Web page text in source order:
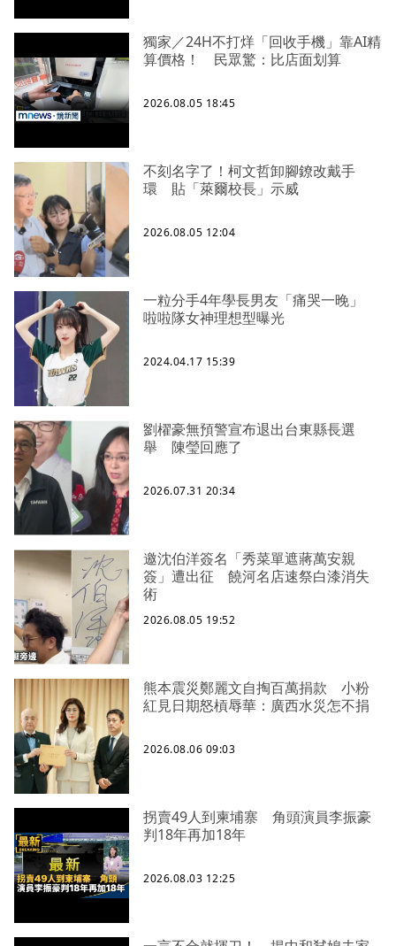
獨家／24H不打烊「回收手機」靠AI精
算價格！ 民眾驚：比店面划算
2026.08.05 18:45
不刻名字了！柯文哲卸腳鐐改戴手
環 貼「萊爾校長」示威
2026.08.05 12:04
一粒分手4年學長男友「痛哭一晚」
啦啦隊女神理想型曝光
2024.04.17 15:39
劉櫂豪無預警宣布退出台東縣長選
舉 陳瑩回應了
2026.07.31 20:34
邀沈伯洋簽名「秀菜單遮蔣萬安親
簽」遭出征 饒河名店速祭白漆消失
術
2026.08.05 19:52
熊本震災鄭麗文自掏百萬捐款 小粉
紅見日期怒槓辱華：廣西水災怎不捐
2026.08.06 09:03
拐賣49人到柬埔寨 角頭演員李振豪
判18年再加18年
2026.08.03 12:25